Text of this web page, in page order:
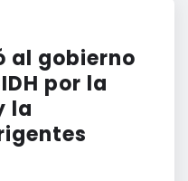
al gobierno
por la
la